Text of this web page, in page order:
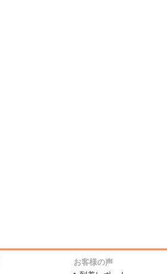
お客様の声